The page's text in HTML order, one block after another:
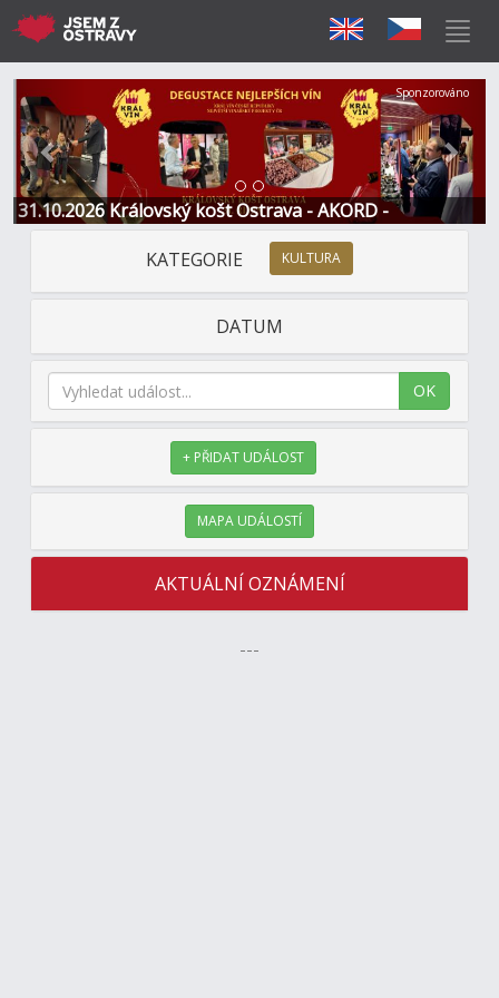
31.10.2026 Královský košt Ostrava - AKORD -
Restaurace a Hotel
Předchozí Další
Sponzorováno
KATEGORIE KULTURA
DATUM
OK
+ PŘIDAT UDÁLOST
MAPA UDÁLOSTÍ
AKTUÁLNÍ OZNÁMENÍ
---